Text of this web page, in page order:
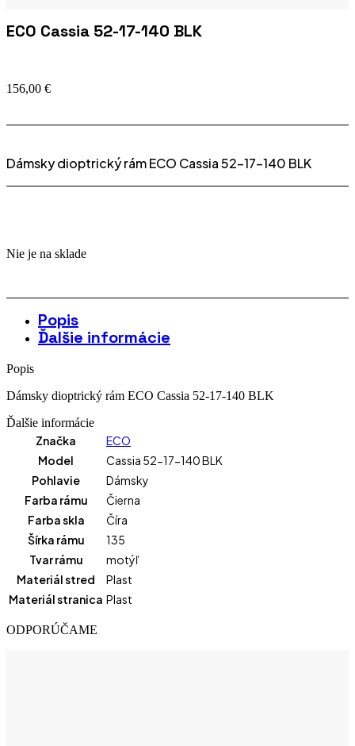
ECO Cassia 52-17-140 BLK
156,00 €
Dámsky dioptrický rám ECO Cassia 52-17-140 BLK
Nie je na sklade
Popis
Ďalšie informácie
Popis
Dámsky dioptrický rám ECO Cassia 52-17-140 BLK
Ďalšie informácie
Značka
ECO
Model
Cassia 52-17-140 BLK
Pohlavie
Dámsky
Farba rámu
Čierna
Farba skla
Číra
Šírka rámu
135
Tvar rámu
motýľ
Materiál stred
Plast
Materiál stranica Plast
ODPORÚČAME